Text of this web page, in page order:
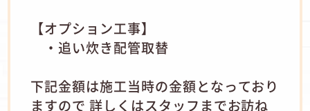
【オプション工事】
・追い炊き配管取替
下記金額は施工当時の金額となっており
ますので 詳しくはスタッフまでお訪ね